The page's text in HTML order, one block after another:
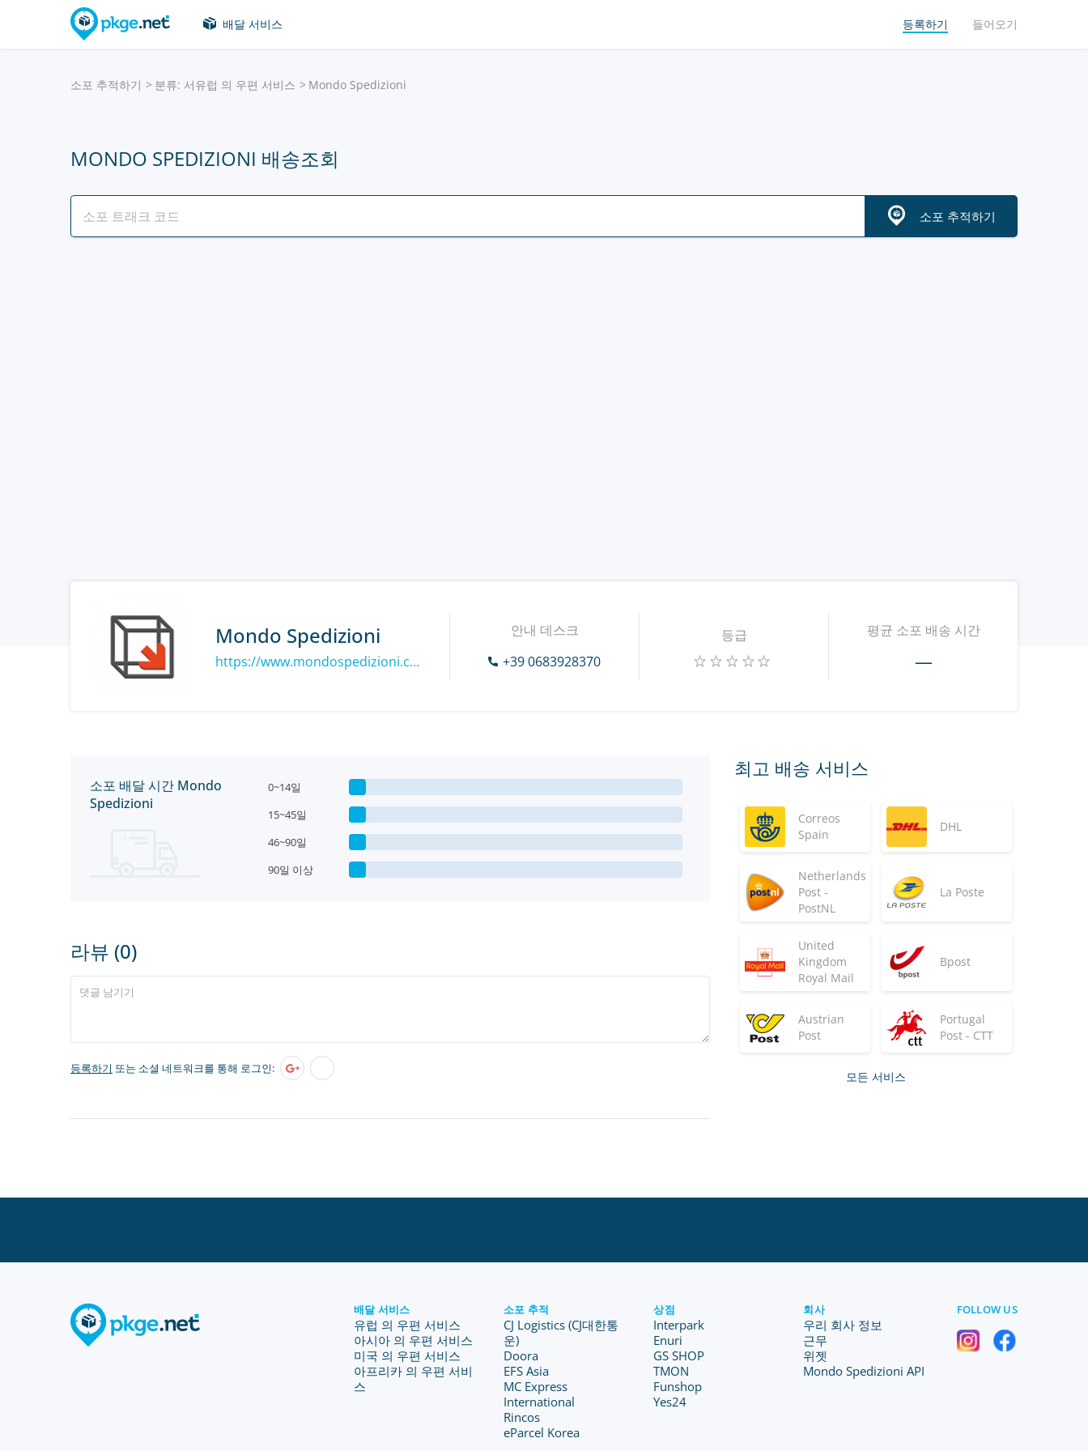
배달 서비스 등록하기 들어오기
소포 추적하기 분류: 서유럽 의 우편 서비스 Mondo Spedizioni
MONDO SPEDIZIONI 배송조회
소포 추적하기
Mondo Spedizioni
https://www.mondospedizioni.com
안내 데스크
+39 0683928370
등급 평균 소포 배송 시간
—
소포 배달 시간 Mondo
Spedizioni
0~14일
15~45일
46~90일
90일 이상
라뷰 (0)
등록하기 또는 소셜 네트워크를 통해 로그인:
최고 배송 서비스
Correos
Spain
DHL
Netherlands
Post -
PostNL
La Poste
United
Kingdom
Royal Mail
Bpost
Austrian
Post
Portugal
Post - CTT
모든 서비스
배달 서비스
유럽 의 우편 서비스
아시아 의 우편 서비스
미국 의 우편 서비스
아프리카 의 우편 서비
스
소포 추적
CJ Logistics (CJ대한통
운)
Doora
EFS Asia
MC Express
International
Rincos
eParcel Korea
상점
Interpark
Enuri
GS SHOP
TMON
Funshop
Yes24
회사
우리 회사 정보
근무
위젯
Mondo Spedizioni API
FOLLOW US